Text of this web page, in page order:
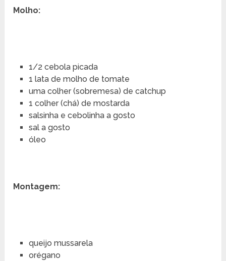
Molho:
1/2 cebola picada
1 lata de molho de tomate
uma colher (sobremesa) de catchup
1 colher (chá) de mostarda
salsinha e cebolinha a gosto
sal a gosto
óleo
Montagem:
queijo mussarela
orégano